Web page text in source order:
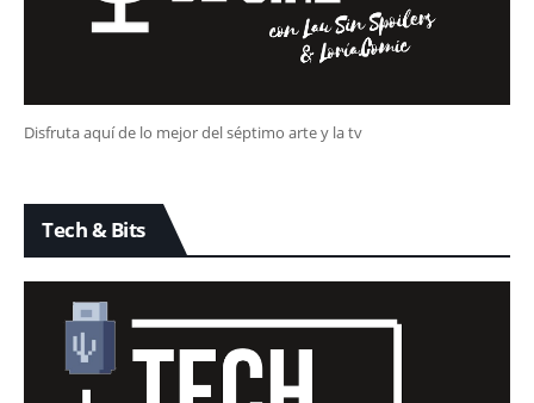
Disfruta aquí de lo mejor del séptimo arte y la tv
Tech & Bits